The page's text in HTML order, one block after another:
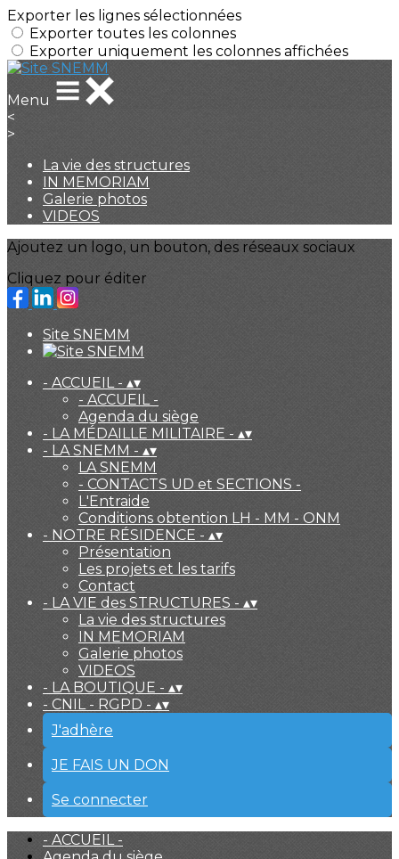
Exporter les lignes sélectionnées
Exporter toutes les colonnes
Exporter uniquement les colonnes affichées
Menu
<
>
La vie des structures
IN MEMORIAM
Galerie photos
VIDEOS
Ajoutez un logo, un bouton, des réseaux sociaux
Cliquez pour éditer
Site SNEMM
- ACCUEIL - ▴▾
- ACCUEIL -
Agenda du siège
- LA MÉDAILLE MILITAIRE - ▴▾
- LA SNEMM - ▴▾
LA SNEMM
- CONTACTS UD et SECTIONS -
L'Entraide
Conditions obtention LH - MM - ONM
- NOTRE RÉSIDENCE - ▴▾
Présentation
Les projets et les tarifs
Contact
- LA VIE des STRUCTURES - ▴▾
La vie des structures
IN MEMORIAM
Galerie photos
VIDEOS
- LA BOUTIQUE - ▴▾
- CNIL - RGPD - ▴▾
J'adhère
JE FAIS UN DON
Se connecter
- ACCUEIL -